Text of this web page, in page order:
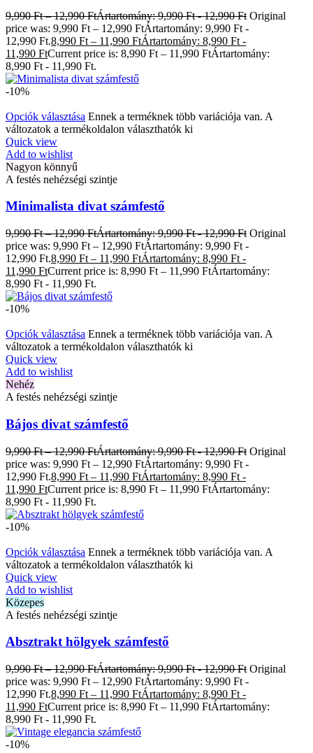
9,990Ft – 12,990FtÁrtartomány: 9,990 Ft - 12,990 Ft Original
price was: 9,990 Ft – 12,990 FtÁrtartomány: 9,990 Ft -
12,990 Ft.8,990 Ft – 11,990 FtÁrtartomány: 8,990 Ft -
11,990 FtCurrent price is: 8,990 Ft – 11,990 FtÁrtartomány:
8,990 Ft - 11,990 Ft.
-10%
Opciók választása Ennek a terméknek több variációja van. A
változatok a termékoldalon választhatók ki
Quick view
Add to wishlist
Nagyon könnyű
A festés nehézségi szintje
Minimalista divat számfestő
9,990Ft – 12,990FtÁrtartomány: 9,990 Ft - 12,990 Ft Original
price was: 9,990 Ft – 12,990 FtÁrtartomány: 9,990 Ft -
12,990 Ft.8,990 Ft – 11,990 FtÁrtartomány: 8,990 Ft -
11,990 FtCurrent price is: 8,990 Ft – 11,990 FtÁrtartomány:
8,990 Ft - 11,990 Ft.
-10%
Opciók választása Ennek a terméknek több variációja van. A
változatok a termékoldalon választhatók ki
Quick view
Add to wishlist
Nehéz
A festés nehézségi szintje
Bájos divat számfestő
9,990Ft – 12,990FtÁrtartomány: 9,990 Ft - 12,990 Ft Original
price was: 9,990 Ft – 12,990 FtÁrtartomány: 9,990 Ft -
12,990 Ft.8,990 Ft – 11,990 FtÁrtartomány: 8,990 Ft -
11,990 FtCurrent price is: 8,990 Ft – 11,990 FtÁrtartomány:
8,990 Ft - 11,990 Ft.
-10%
Opciók választása Ennek a terméknek több variációja van. A
változatok a termékoldalon választhatók ki
Quick view
Add to wishlist
Közepes
A festés nehézségi szintje
Absztrakt hölgyek számfestő
9,990Ft – 12,990FtÁrtartomány: 9,990 Ft - 12,990 Ft Original
price was: 9,990 Ft – 12,990 FtÁrtartomány: 9,990 Ft -
12,990 Ft.8,990 Ft – 11,990 FtÁrtartomány: 8,990 Ft -
11,990 FtCurrent price is: 8,990 Ft – 11,990 FtÁrtartomány:
8,990 Ft - 11,990 Ft.
-10%